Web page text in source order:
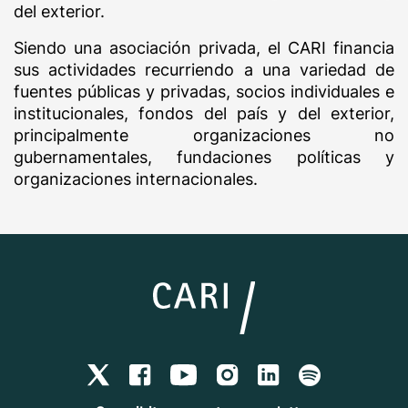
del exterior.
Siendo una asociación privada, el CARI financia
sus actividades recurriendo a una variedad de
fuentes públicas y privadas, socios individuales e
institucionales, fondos del país y del exterior,
principalmente organizaciones no
gubernamentales, fundaciones políticas y
organizaciones internacionales.